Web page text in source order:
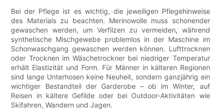
Bei der Pflege ist es wichtig, die jeweiligen Pflegehinweise
des Materials zu beachten. Merinowolle muss schonender
gewaschen werden, um Verfilzen zu vermeiden, während
synthetische Mischgewebe problemlos in der Maschine im
Schonwaschgang gewaschen werden können. Lufttrocknen
oder Trocknen im Wäschetrockner bei niedriger Temperatur
erhält Elastizität und Form. Für Männer in kälteren Regionen
sind lange Unterhosen keine Neuheit, sondern ganzjährig ein
wichtiger Bestandteil der Garderobe – ob im Winter, auf
Reisen in kältere Gefilde oder bei Outdoor-Aktivitäten wie
Skifahren, Wandern und Jagen.